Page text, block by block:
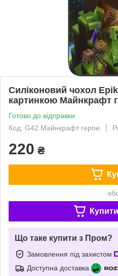
Силіконовий чохол
картинкою Майнкрафт
Готово до відправки
Код: G42 Майнкрафт герои
220 ₴
Що таке купити з Пром?
Замовлення під захистом
Доступна доставка